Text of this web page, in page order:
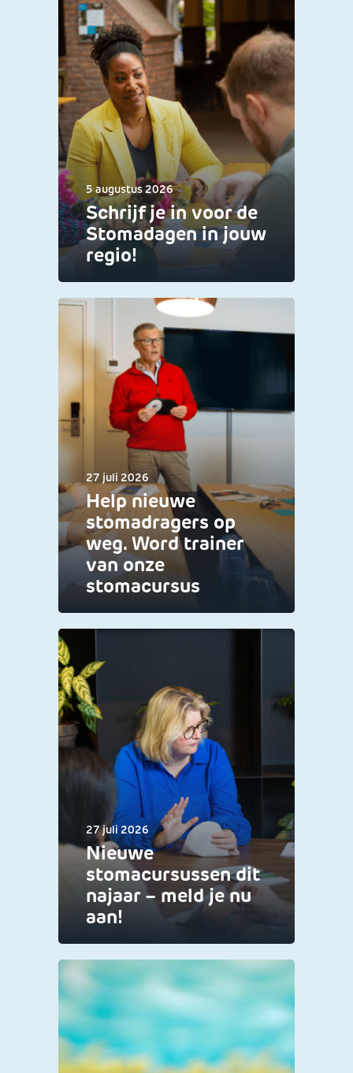
5 augustus 2026
Schrijf je in voor de
Stomadagen in jouw
regio!
27 juli 2026
Help nieuwe
stomadragers op
weg. Word trainer
van onze
stomacursus
27 juli 2026
Nieuwe
stomacursussen dit
najaar – meld je nu
aan!